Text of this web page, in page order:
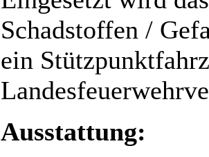
Schadstoffen /
ein
Ausstattung: